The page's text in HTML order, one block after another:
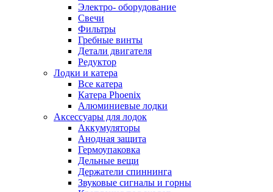
Электро- оборудование
Свечи
Фильтры
Гребные винты
Детали двигателя
Редуктор
Лодки и катера
Все катера
Катера Phoenix
Алюминиевые лодки
Аксессуары для лодок
Аккумуляторы
Анодная защита
Гермоупаковка
Дельные вещи
Держатели спиннинга
Звуковые сигналы и горны